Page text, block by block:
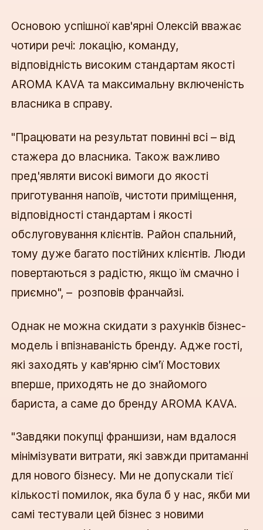
Основою успішної кав'ярні Олексій вважає
чотири речі: локацію, команду,
відповідність високим стандартам якості
AROMA KAVA та максимальну включеність
власника в справу.
"Працювати на результат повинні всі – від
стажера до власника. Також важливо
пред'являти високі вимоги до якості
приготування напоїв, чистоти приміщення,
відповідності стандартам і якості
обслуговування клієнтів. Район спальний,
тому дуже багато постійних клієнтів. Люди
повертаються з радістю, якщо їм смачно і
приємно", – розповів франчайзі.
Однак не можна скидати з рахунків бізнес-
модель і впізнаваність бренду. Адже гості,
які заходять у кав'ярню сім'ї Мостових
вперше, приходять не до знайомого
бариста, а саме до бренду AROMA KAVA.
"Завдяки покупці франшизи, нам вдалося
мінімізувати витрати, які завжди притаманні
для нового бізнесу. Ми не допускали тієї
кількості помилок, яка була б у нас, якби ми
самі тестували цей бізнес з новими